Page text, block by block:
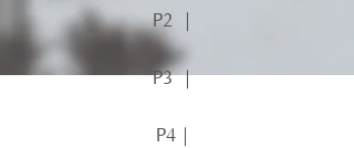
P2 ｜
P3 ｜
P4｜